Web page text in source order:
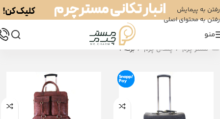
رفتن به پیمایش
رفتن به محتوای اصلی
منو
مستر چرم / چمدان چرم / برگه 2